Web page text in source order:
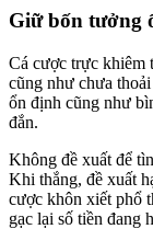
Giữ bốn tưởng
Cá cược trực khiêm
cũng như chưa
ổn định cũng như
đắn.
Không đề xuất để
Khi thắng, đề xuất
cược khôn xiết phổ
gạc lại số tiền đang